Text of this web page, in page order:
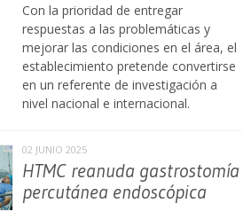
Con la prioridad de entregar
respuestas a las problemáticas y
mejorar las condiciones en el área, el
establecimiento pretende convertirse
en un referente de investigación a
nivel nacional e internacional.
02 JUNIO 2025
HTMC reanuda gastrostomía
percutánea endoscópica